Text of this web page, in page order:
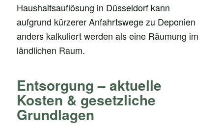
Haushaltsauflösung in Düsseldorf kann
aufgrund kürzerer Anfahrtswege zu Deponien
anders kalkuliert werden als eine Räumung im
ländlichen Raum.
Entsorgung – aktuelle
Kosten & gesetzliche
Grundlagen